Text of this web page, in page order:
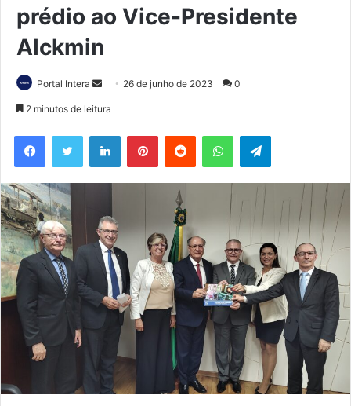
prédio ao Vice-Presidente
Alckmin
Portal Intera
Mande
mail
26 de junho de 2023 0
2 minutos de leitura
FacebookTwitter LinkedinPinterestReddit WhatsAppTelegram